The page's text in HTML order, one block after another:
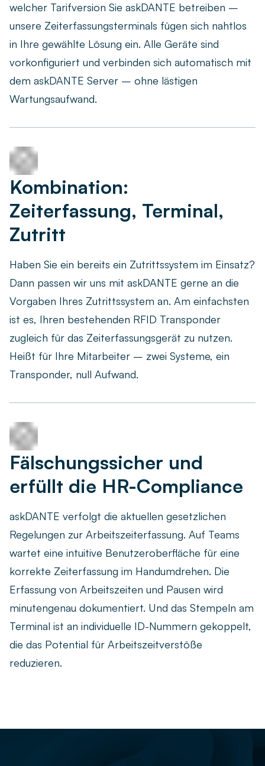
Option eigenes Firmenlogo
welcher Tarifversion Sie askDANTE betreiben –
unsere Zeiterfassungsterminals fügen sich nahtlos
in Ihre gewählte Lösung ein. Alle Geräte sind
vorkonfiguriert und verbinden sich automatisch mit
dem askDANTE Server – ohne lästigen
Wartungsaufwand.
Kombination:
Zeiterfassung, Terminal,
Zutritt
Haben Sie ein bereits ein Zutrittssystem im Einsatz?
Dann passen wir uns mit askDANTE gerne an die
Vorgaben Ihres Zutrittssystem an. Am einfachsten
ist es, Ihren bestehenden RFID Transponder
zugleich für das Zeiterfassungsgerät zu nutzen.
Heißt für Ihre Mitarbeiter – zwei Systeme, ein
Transponder, null Aufwand.
Fälschungssicher und
erfüllt die HR-Compliance
askDANTE verfolgt die aktuellen gesetzlichen
Regelungen zur Arbeitszeiterfassung. Auf Teams
wartet eine intuitive Benutzeroberfläche für eine
korrekte Zeiterfassung im Handumdrehen. Die
Erfassung von Arbeitszeiten und Pausen wird
minutengenau dokumentiert. Und das Stempeln am
Terminal ist an individuelle ID-Nummern gekoppelt,
die das Potential für Arbeitszeitverstöße
reduzieren.